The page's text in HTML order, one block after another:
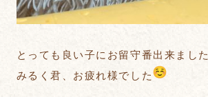
とっても良い子にお留守番出来ました
みるく君、お疲れ様でした